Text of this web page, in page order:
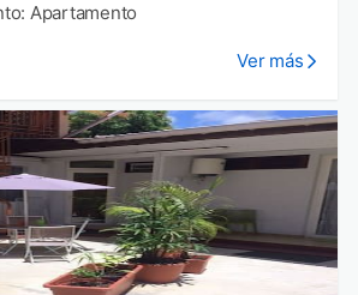
Apartamento
Ver más